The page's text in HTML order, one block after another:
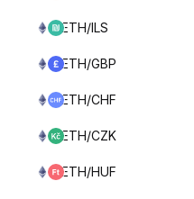
ETH/ILS
ETH/GBP
ETH/CHF
ETH/CZK
ETH/HUF